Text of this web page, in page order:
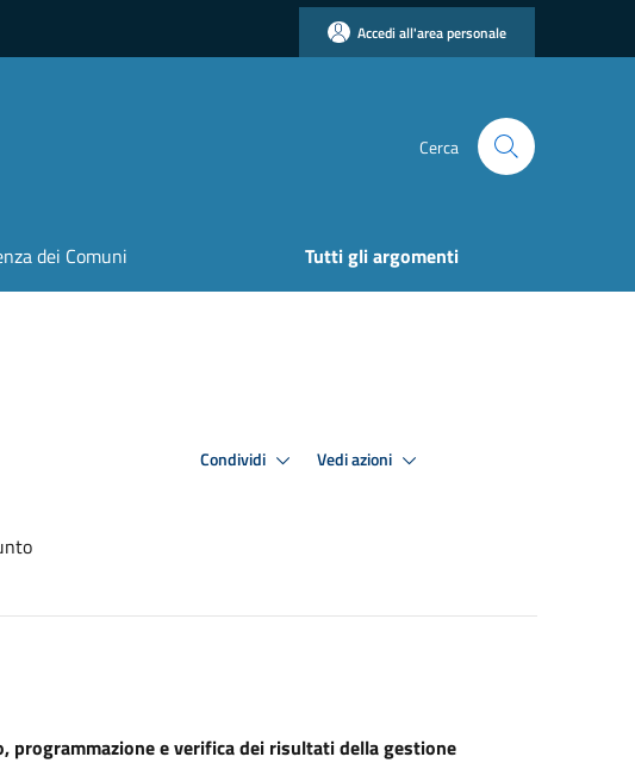
Accedi all'area personale
Cerca
dei Comuni Tutti gli argomenti
Condividi Vedi azioni
programmazione e verifica dei risultati della gestione